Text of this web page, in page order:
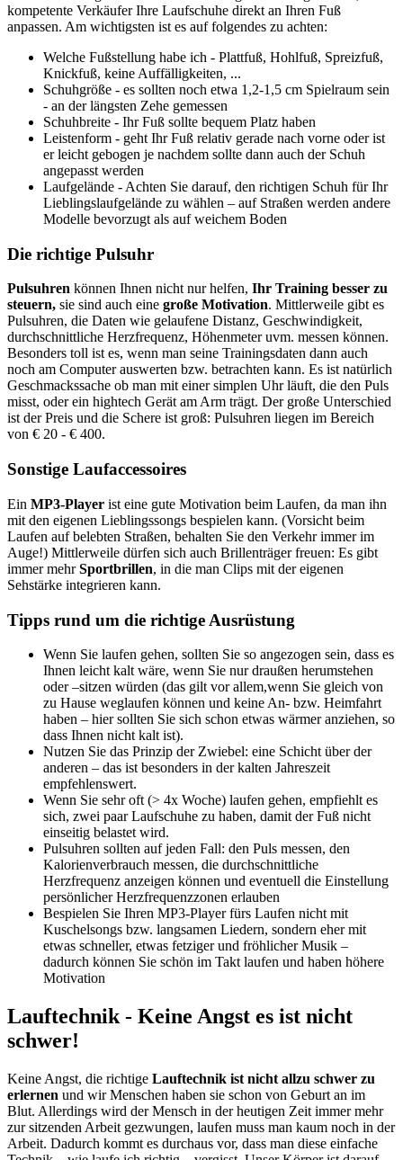
kompetente Verkäufer Ihre Laufschuhe direkt an Ihren Fuß
anpassen. Am wichtigsten ist es auf folgendes zu achten:
Welche Fußstellung habe ich - Plattfuß, Hohlfuß, Spreizfuß,
Knickfuß, keine Auffälligkeiten, ...
Schuhgröße - es sollten noch etwa 1,2-1,5 cm Spielraum sein
- an der längsten Zehe gemessen
Schuhbreite - Ihr Fuß sollte bequem Platz haben
Leistenform - geht Ihr Fuß relativ gerade nach vorne oder ist
er leicht gebogen je nachdem sollte dann auch der Schuh
angepasst werden
Laufgelände - Achten Sie darauf, den richtigen Schuh für Ihr
Lieblingslaufgelände zu wählen – auf Straßen werden andere
Modelle bevorzugt als auf weichem Boden
Die richtige Pulsuhr
Pulsuhren können Ihnen nicht nur helfen, Ihr Training besser zu
steuern, sie sind auch eine große Motivation. Mittlerweile gibt es
Pulsuhren, die Daten wie gelaufene Distanz, Geschwindigkeit,
durchschnittliche Herzfrequenz, Höhenmeter uvm. messen können.
Besonders toll ist es, wenn man seine Trainingsdaten dann auch
noch am Computer auswerten bzw. betrachten kann. Es ist natürlich
Geschmackssache ob man mit einer simplen Uhr läuft, die den Puls
misst, oder ein hightech Gerät am Arm trägt. Der große Unterschied
ist der Preis und die Schere ist groß: Pulsuhren liegen im Bereich
von € 20 - € 400.
Sonstige Laufaccessoires
Ein MP3-Player ist eine gute Motivation beim Laufen, da man ihn
mit den eigenen Lieblingssongs bespielen kann. (Vorsicht beim
Laufen auf belebten Straßen, behalten Sie den Verkehr immer im
Auge!) Mittlerweile dürfen sich auch Brillenträger freuen: Es gibt
immer mehrSportbrillen, in die man Clips mit der eigenen
Sehstärke integrieren kann.
Tipps rund um die richtige Ausrüstung
Wenn Sie laufen gehen, sollten Sie so angezogen sein, dass es
Ihnen leicht kalt wäre, wenn Sie nur draußen herumstehen
oder –sitzen würden (das gilt vor allem,wenn Sie gleich von
zu Hause weglaufen können und keine An- bzw. Heimfahrt
haben – hier sollten Sie sich schon etwas wärmer anziehen, so
dass Ihnen nicht kalt ist).
Nutzen Sie das Prinzip der Zwiebel: eine Schicht über der
anderen – das ist besonders in der kalten Jahreszeit
empfehlenswert.
Wenn Sie sehr oft (> 4x Woche) laufen gehen, empfiehlt es
sich, zwei paar Laufschuhe zu haben, damit der Fuß nicht
einseitig belastet wird.
Pulsuhren sollten auf jeden Fall: den Puls messen, den
Kalorienverbrauch messen, die durchschnittliche
Herzfrequenz anzeigen können und eventuell die Einstellung
persönlicher Herzfrequenzzonen erlauben
Bespielen Sie Ihren MP3-Player fürs Laufen nicht mit
Kuschelsongs bzw. langsamen Liedern, sondern eher mit
etwas schneller, etwas fetziger und fröhlicher Musik –
dadurch können Sie schön im Takt laufen und haben höhere
Motivation
Lauftechnik - Keine Angst es ist nicht
schwer!
Keine Angst, die richtige Lauftechnik ist nicht allzu schwer zu
erlernen und wir Menschen haben sie schon von Geburt an im
Blut. Allerdings wird der Mensch in der heutigen Zeit immer mehr
zur sitzenden Arbeit gezwungen, laufen muss man kaum noch in der
Arbeit. Dadurch kommt es durchaus vor, dass man diese einfache